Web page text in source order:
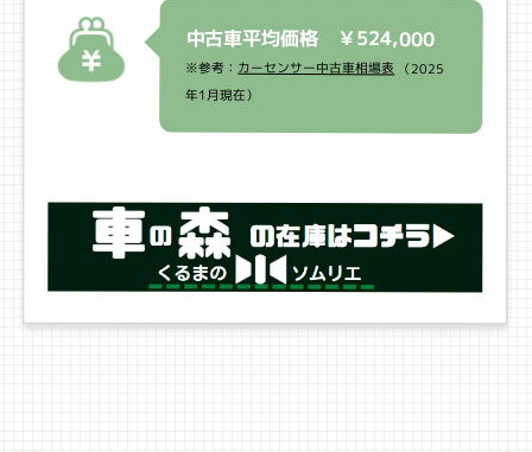
中古車平均価格 ￥524,000
※参考： カーセンサー中古車相場表 （2025
年1月現在）